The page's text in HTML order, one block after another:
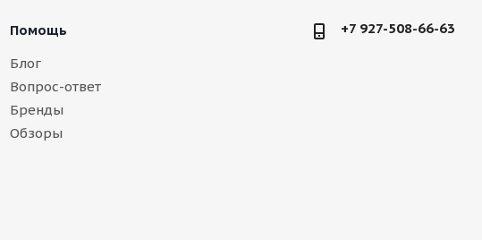
Помощь
Блог
Вопрос-ответ
Бренды
Обзоры
+7 927-508-66-63